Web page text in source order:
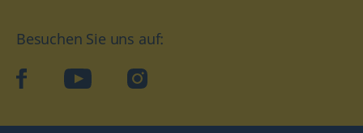
Besuchen Sie uns auf:
facebookYouTube Instagram